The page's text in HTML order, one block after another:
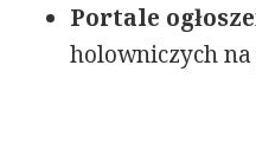
Portale
holowniczych